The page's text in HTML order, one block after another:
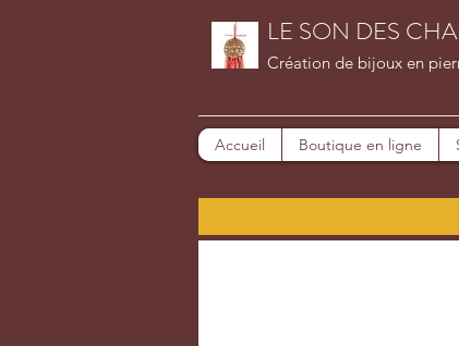
LE SON DES
Création de bijoux en
Accueil Boutique en ligne